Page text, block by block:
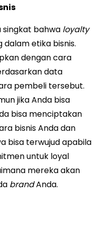
singkat bahwa loyalty
etika bisnis.
dengan cara
data
pembeli tersebut.
jika Anda bisa
bisa menciptakan
bisnis Anda dan
bisa terwujud apabila
untuk loyal
mereka akan
brandAnda.